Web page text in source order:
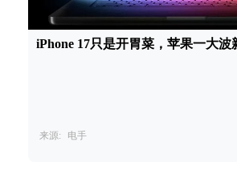
iPhone 17只是开胃菜，苹果一大波
来源: 电手